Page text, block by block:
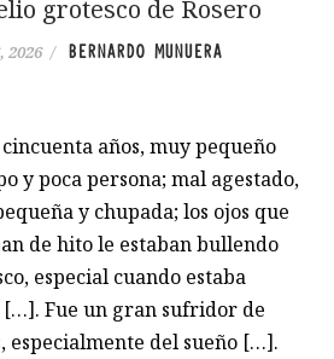
grotesco de Rosero
2026 /
BERNARDO MUNUERA
cincuenta años, muy pequeño
y poca persona; mal agestado,
y chupada; los ojos que
de hito le estaban bullendo
especial cuando estaba
[…]. Fue un gran sufridor de
especialmente del sueño […].